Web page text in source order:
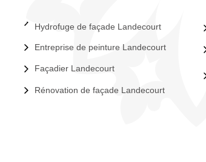
Hydrofuge de façade Landecourt
Entreprise de peinture Landecourt
Façadier Landecourt
Rénovation de façade Landecourt